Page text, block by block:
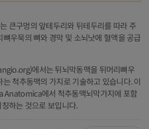
는 큰구멍의 앞테두리와 뒤테두리를 따라 주
우묵의 뼈와 경막 및 소뇌낫에 혈액을 공급
에서는 뒤뇌막동맥을 뒤머리뼈우
척추동맥의 가지로 기술하고 있습니다. 이
에서 척추동맥뇌막가지에 포함
하는 것으로 보입니다.